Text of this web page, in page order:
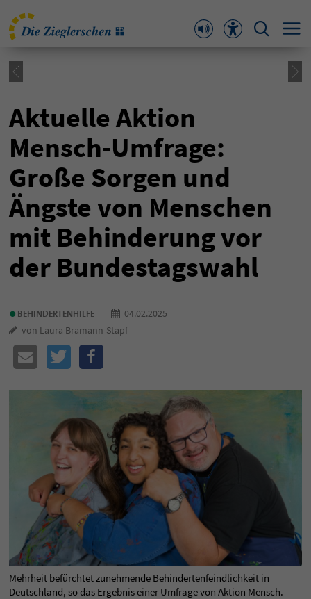
Aktuelle Aktion
Mensch-Umfrage:
Große Sorgen und
Ängste von Menschen
mit Behinderung vor
der Bundestagswahl
• BEHINDERTENHILFE
04.02.2025
von Laura Bramann-Stapf
Mehrheit befürchtet zunehmende Behindertenfeindlichkeit in
Deutschland, so das Ergebnis einer Umfrage von Aktion Mensch.